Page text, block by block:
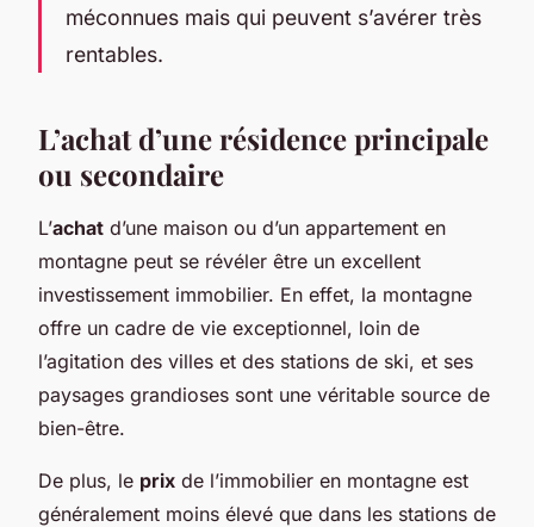
méconnues mais qui peuvent s’avérer très
rentables.
L’achat d’une résidence principale
ou secondaire
L’achat d’une maison ou d’un appartement en
montagne peut se révéler être un excellent
investissement immobilier. En effet, la montagne
offre un cadre de vie exceptionnel, loin de
l’agitation des villes et des stations de ski, et ses
paysages grandioses sont une véritable source de
bien-être.
De plus, le prix de l’immobilier en montagne est
généralement moins élevé que dans les stations de